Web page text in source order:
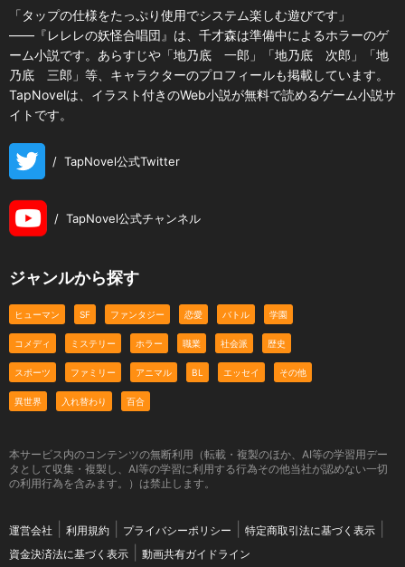
「タップの仕様をたっぷり使用でシステム楽しむ遊びです」
――『レレレの妖怪合唱団』は、千才森は準備中によるホラーのゲ
ーム小説です。あらすじや「地乃底 一郎」「地乃底 次郎」「地
乃底 三郎」等、キャラクターのプロフィールも掲載しています。
TapNovelは、イラスト付きのWeb小説が無料で読めるゲーム小説サ
イトです。
/ TapNovel公式Twitter
/ TapNovel公式チャンネル
ジャンルから探す
ヒューマン SF ファンタジー 恋愛 バトル 学園
コメディ ミステリー ホラー 職業 社会派 歴史
スポーツ ファミリー アニマル BL エッセイ その他
異世界 入れ替わり 百合
本サービス内のコンテンツの無断利用（転載・複製のほか、AI等の学習用デー
タとして収集・複製し、AI等の学習に利用する行為その他当社が認めない一切
の利用行為を含みます。）は禁止します。
運営会社 利用規約 プライバシーポリシー
特定商取引法に基づく表示
資金決済法に基づく表示
動画共有ガイドライン